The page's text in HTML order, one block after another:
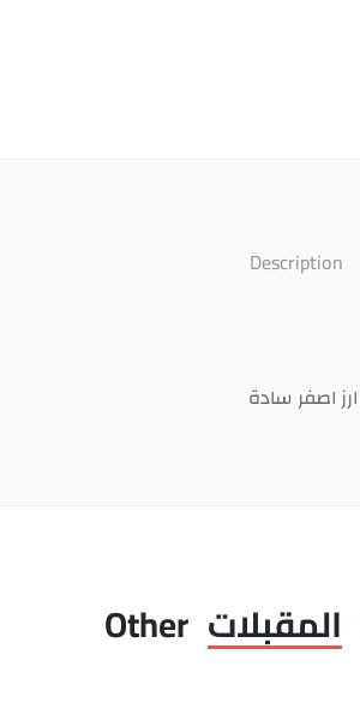
Description
ارز اصفر سادة
Other المقبلات